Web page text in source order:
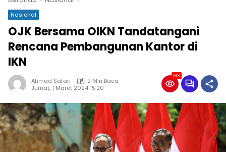
Nasional
OJK Bersama OIKN Tandatangani
Rencana Pembangunan Kantor di
IKN
Ahmad Safari
2 Min Baca
Jumat, 1 Maret 2024 15:20
183